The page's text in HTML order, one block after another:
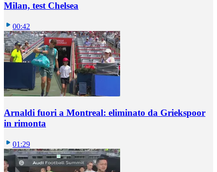
Milan, test Chelsea
00:42
Arnaldi fuori a Montreal: eliminato da Griekspoor
in rimonta
01:29